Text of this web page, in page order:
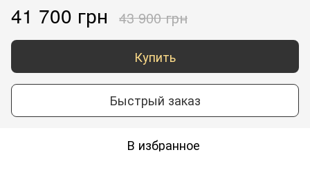
41 700 грн 43 900 грн
Купить
Быстрый заказ
В избранное